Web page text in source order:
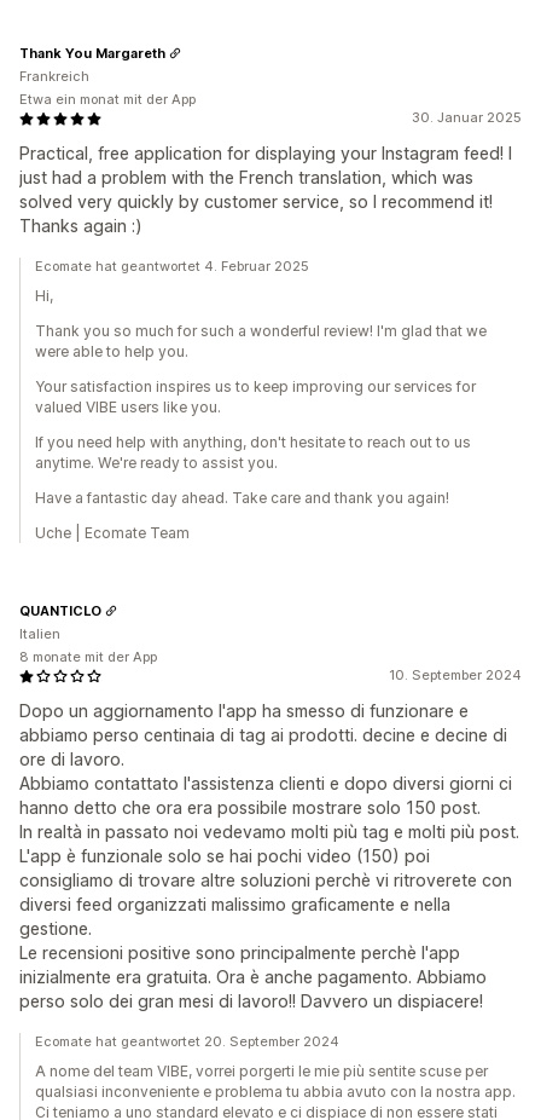
30. Januar 2025
Practical, free application for displaying your Instagram feed! I
just had a problem with the French translation, which was
solved very quickly by customer service, so I recommend it!
Thanks again :)
Thank You Margareth
Frankreich
Etwa ein monat mit der App
Ecomate hat geantwortet 4. Februar 2025
Hi,
Thank you so much for such a wonderful review! I'm glad that we
were able to help you.
Your satisfaction inspires us to keep improving our services for
valued VIBE users like you.
If you need help with anything, don't hesitate to reach out to us
anytime. We're ready to assist you.
Have a fantastic day ahead. Take care and thank you again!
Uche | Ecomate Team
10. September 2024
Dopo un aggiornamento l'app ha smesso di funzionare e
abbiamo perso centinaia di tag ai prodotti. decine e decine di
ore di lavoro.
Abbiamo contattato l'assistenza clienti e dopo diversi giorni ci
hanno detto che ora era possibile mostrare solo 150 post.
In realtà in passato noi vedevamo molti più tag e molti più post.
L'app è funzionale solo se hai pochi video (150) poi
consigliamo di trovare altre soluzioni perchè vi ritroverete con
diversi feed organizzati malissimo graficamente e nella
gestione.
Le recensioni positive sono principalmente perchè l'app
inizialmente era gratuita. Ora è anche pagamento. Abbiamo
perso solo dei gran mesi di lavoro!! Davvero un dispiacere!
QUANTICLO
Italien
8 monate mit der App
Ecomate hat geantwortet 20. September 2024
A nome del team VIBE, vorrei porgerti le mie più sentite scuse per
qualsiasi inconveniente e problema tu abbia avuto con la nostra app.
Ci teniamo a uno standard elevato e ci dispiace di non essere stati